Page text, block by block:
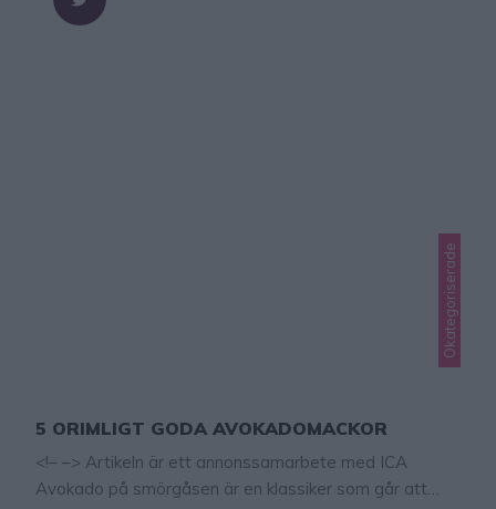
Okategoriserade
5 ORIMLIGT GODA AVOKADOMACKOR
<!– –> Artikeln är ett annonssamarbete med ICA
Avokado på smörgåsen är en klassiker som går att